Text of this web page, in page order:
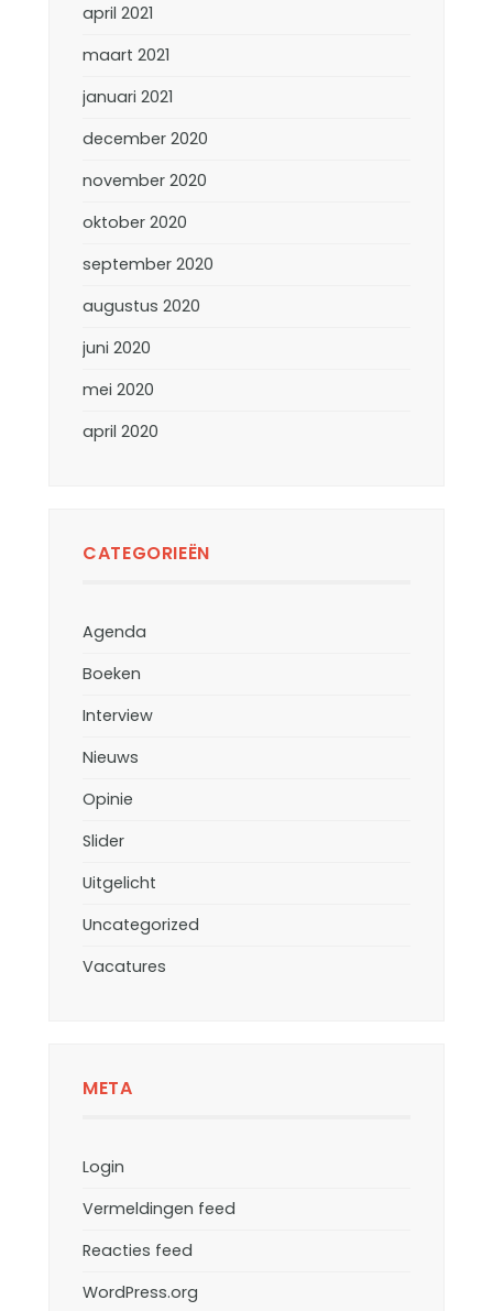
april 2021
maart 2021
januari 2021
december 2020
november 2020
oktober 2020
september 2020
augustus 2020
juni 2020
mei 2020
april 2020
CATEGORIEËN
Agenda
Boeken
Interview
Nieuws
Opinie
Slider
Uitgelicht
Uncategorized
Vacatures
META
Login
Vermeldingen feed
Reacties feed
WordPress.org